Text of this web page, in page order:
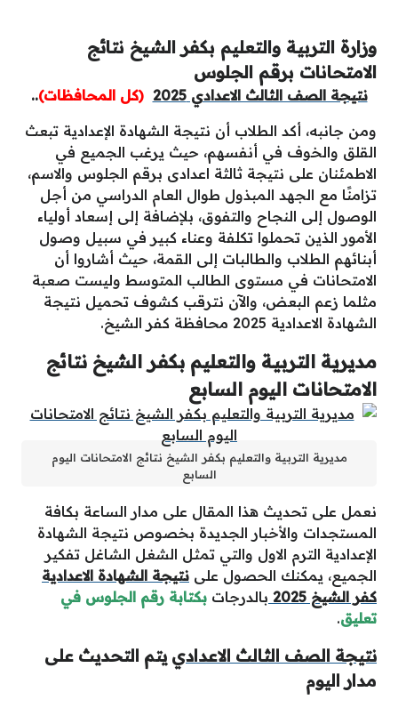
وزارة التربية والتعليم بكفر الشيخ نتائج
الامتحانات برقم الجلوس
نتيجة الصف الثالث الاعدادي 2025 (كل المحافظات)..
ومن جانبه، أكد الطلاب أن نتيجة الشهادة الإعدادية تبعث
القلق والخوف في أنفسهم، حيث يرغب الجميع في
الاطمئنان على نتيجة ثالثة اعدادى برقم الجلوس والاسم،
تزامنًا مع الجهد المبذول طوال العام الدراسي من أجل
الوصول إلى النجاح والتفوق، بلإضافة إلى إسعاد أولياء
الأمور الذين تحملوا تكلفة وعناء كبير في سبيل وصول
أبنائهم الطلاب والطالبات إلى القمة، حيث أشاروا أن
الامتحانات في مستوى الطالب المتوسط وليست صعبة
مثلما زعم البعض، والآن نترقب كشوف تحميل نتيجة
الشهادة الاعدادية 2025 محافظة كفر الشيخ.
مديرية التربية والتعليم بكفر الشيخ نتائج
الامتحانات اليوم السابع
مديرية التربية والتعليم بكفر الشيخ نتائج الامتحانات اليوم
السابع
نعمل على تحديث هذا المقال على مدار الساعة بكافة
المستجدات والأخبار الجديدة بخصوص نتيجة الشهادة
الإعدادية الترم الاول والتي تمثل الشغل الشاغل تفكير
الجميع، يمكنك الحصول على نتيجة الشهادة الاعدادية
كفر الشيخ 2025
بالدرجات بكتابة رقم الجلوس في
تعليق.
نتيجة الصف الثالث الاعدادي يتم التحديث على
مدار اليوم